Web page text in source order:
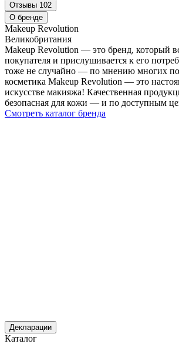
Отзывы 102
О бренде
Makeup Revolution
Великобритания
Makeup Revolution — это бренд, который
покупателя и прислушивается к его
тоже не случайно — по мнению многих
косметика Makeup Revolution — это
искусстве макияжа! Качественная
безопасная для кожи — и по доступным
Смотреть каталог бренда
Декларации
Каталог